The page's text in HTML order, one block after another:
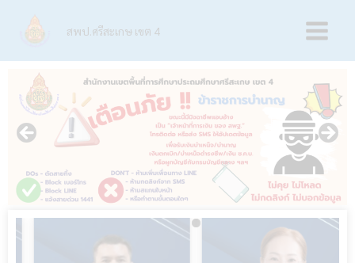
content
สพป.ศรีสะเกษ เขต 4
Main